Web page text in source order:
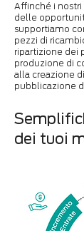
Affinché i
delle
supportiamo
pezzi di
ripartizione dei
produzione di
alla creazione
pubblicazione
dei tuoi